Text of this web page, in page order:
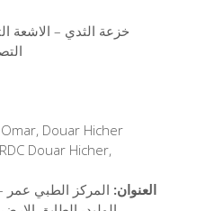
خزعة الثدي – الاشعة
Douar Hicher
Douar Hicher,
العنوان: المركز الطبي عمر